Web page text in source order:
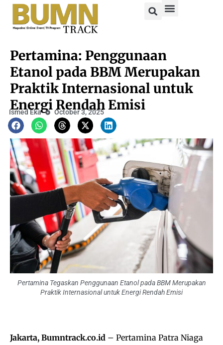
Pertamina: Penggunaan
Etanol pada BBM Merupakan
Praktik Internasional untuk
Energi Rendah Emisi
Ismed Eka October 3, 2025
Pertamina Tegaskan Penggunaan Etanol pada BBM Merupakan
Praktik Internasional untuk Energi Rendah Emisi
Jakarta, Bumntrack.co.id – Pertamina Patra Niaga